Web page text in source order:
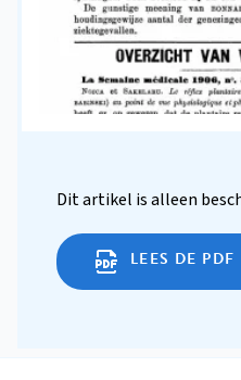
Dit artikel is alleen
LEES DE PDF